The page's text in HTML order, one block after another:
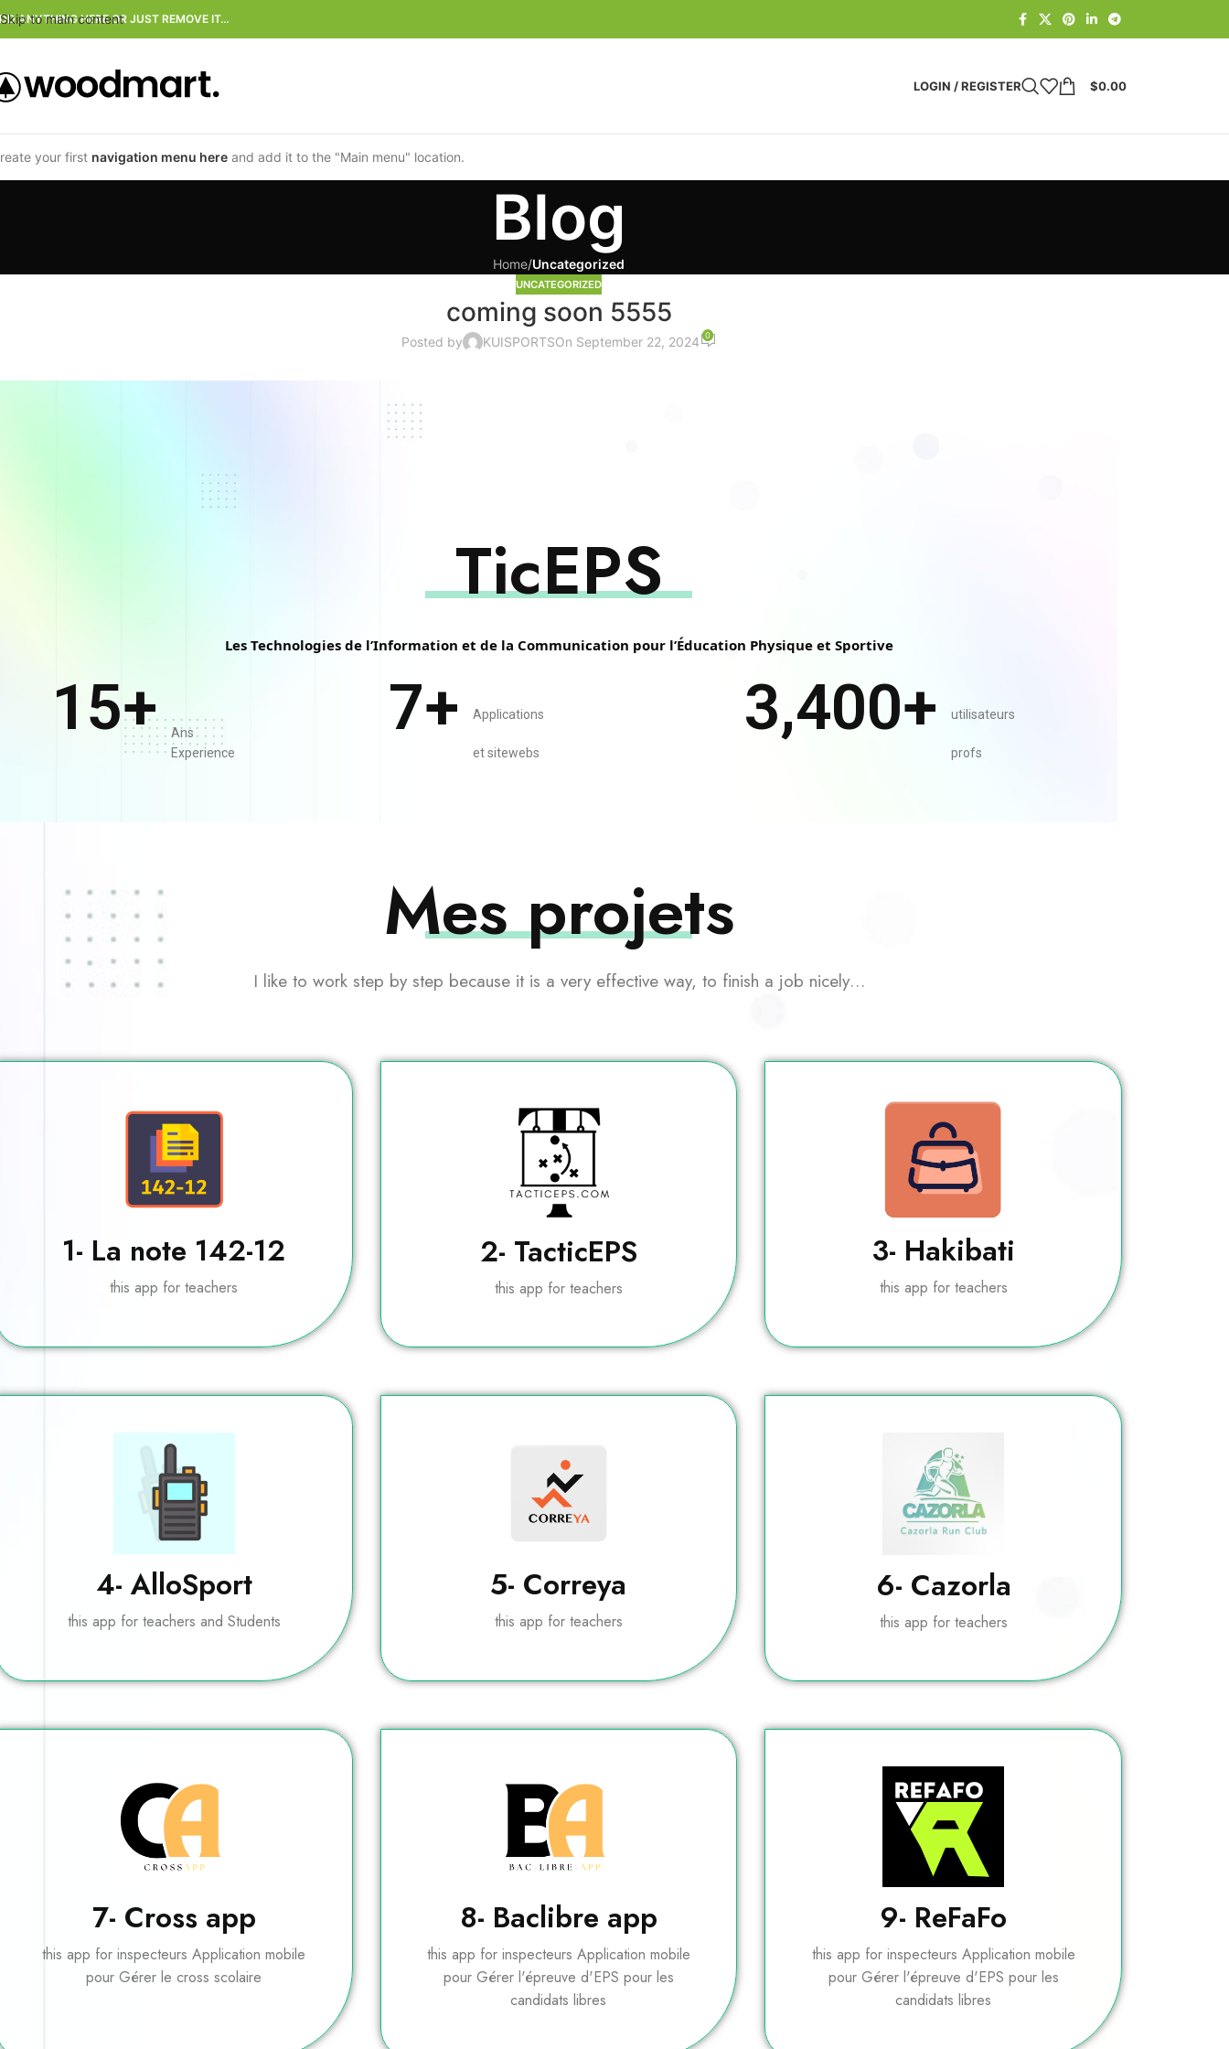
Skip to main content
ANYTHING HERE OR JUST REMOVE IT…
LOGIN / REGISTER $0.00
your first navigation menu here and add it to the "Main menu" location.
Blog
Home/Uncategorized
UNCATEGORIZED
coming soon 5555
Posted by KUISPORTSOn September 22, 2024 0
TicEPS
Les Technologies de l’Information et de la Communication pour l’Éducation Physique et Sportive
15+
Ans
Experience
7+ Applications
et sitewebs
3,400+ utilisateurs
profs
Mes projets
I like to work step by step because it is a very effective way, to finish a job nicely…
1- La note 142-12
this app for teachers
2- TacticEPS
this app for teachers
3- Hakibati
this app for teachers
4- AlloSport
this app for teachers and Students
5- Correya
this app for teachers
6- Cazorla
this app for teachers
7- Cross app
this app for inspecteurs Application mobile
pour Gérer le cross scolaire
8- Baclibre app
this app for inspecteurs Application mobile
pour Gérer l'épreuve d'EPS pour les
candidats libres
9- ReFaFo
this app for inspecteurs Application mobile
pour Gérer l'épreuve d'EPS pour les
candidats libres